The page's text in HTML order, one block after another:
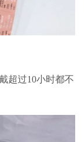
超过10小时都不